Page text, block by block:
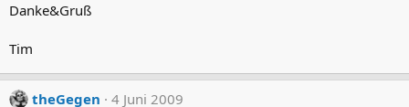
Danke&Gruß
Tim
theGegen 4 Juni 2009